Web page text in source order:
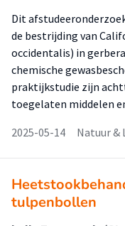
Dit
de bestrijding van
occidentalis) in
chemische
praktijkstudie zijn
toegelaten middelen
2025-05-14
Natuur &
tulpenbollen